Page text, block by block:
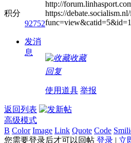
积分
92752
发消
息
http://
https://
收藏
回复
使用道具 举报
返回列表
高级模式
B Color Image Link Quote Code
您需要登录后才可以回帖 登录 | 立